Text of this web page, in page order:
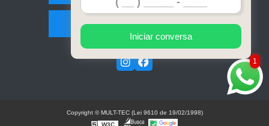
Mapa do site
1
Iniciar conversa
Copyright © MULT-TEC (Lei 9610 de 19/02/1998)